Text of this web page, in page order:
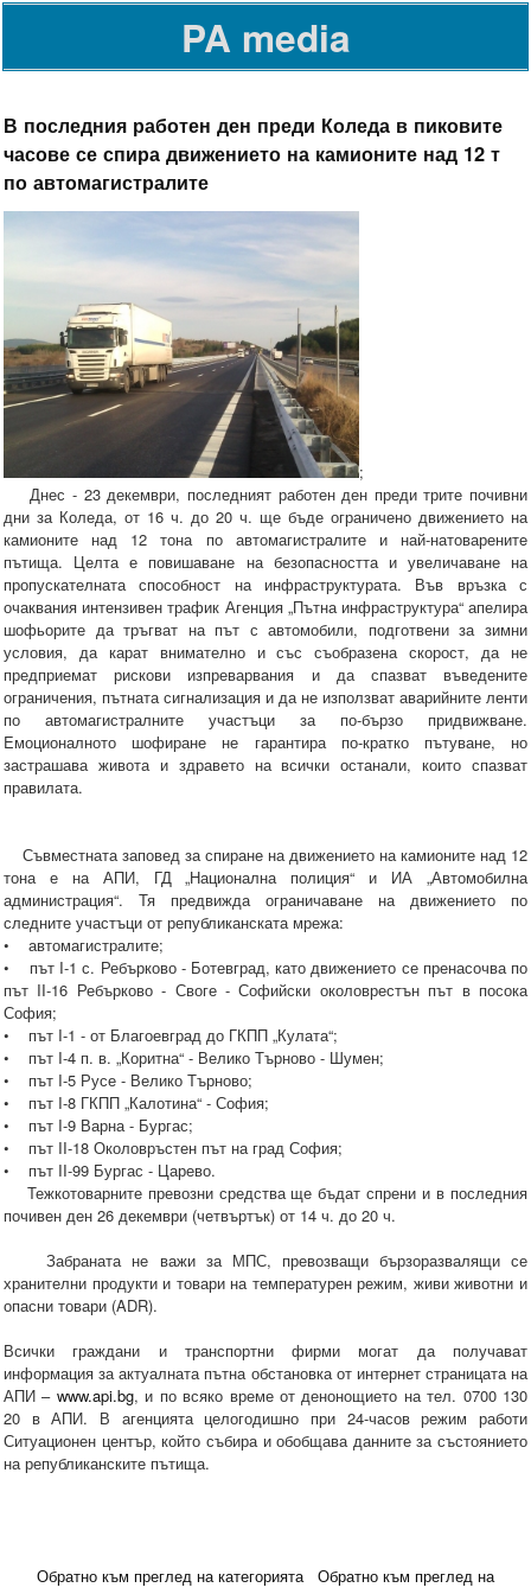
PA media
В последния работен ден преди Коледа в пиковите
часове се спира движението на камионите над 12 т
по автомагистралите
;
Днес - 23 декември, последният работен ден преди трите почивни
дни за Коледа, от 16 ч. до 20 ч. ще бъде ограничено движението на
камионите над 12 тона по автомагистралите и най-натоваренитe
пътища. Целта е повишаване на безопасността и увеличаване на
пропускателната способност на инфраструктурата. Във връзка с
очаквания интензивен трафик Агенция „Пътна инфраструктура“ апелира
шофьорите да тръгват на път с автомобили, подготвени за зимни
условия, да карат внимателно и със съобразена скорост, да не
предприемат рискови изпреварвания и да спазват въведените
ограничения, пътната сигнализация и да не използват аварийните ленти
по автомагистралните участъци за по-бързо придвижване.
Eмоционалното шофиране не гарантира по-кратко пътуване, но
застрашава живота и здравето на всички останали, които спазват
правилата.
Съвместната заповед за спиране на движението на камионите над 12
тона е на АПИ, ГД „Национална полиция“ и ИА „Автомобилна
администрация“. Тя предвижда ограничаване на движението по
следните участъци от републиканската мрежа:
• автомагистралите;
• път I-1 с. Ребърково - Ботевград, като движението се пренасочва по
път II-16 Ребърково - Своге - Софийски околоврестън път в посока
София;
• път I-1 - от Благоевград до ГКПП „Кулата“;
• път I-4 п. в. „Коритна“ - Велико Търново - Шумен;
• път I-5 Русе - Велико Търново;
• път I-8 ГКПП „Калотина“ - София;
• път I-9 Варна - Бургас;
• път II-18 Околовръстен път на град София;
• път II-99 Бургас - Царево.
Тежкотоварните превозни средства ще бъдат спрени и в последния
почивен ден 26 декември (четвъртък) от 14 ч. до 20 ч.
Забраната не важи за МПС, превозващи бързоразвалящи се
хранителни продукти и товари на температурен режим, живи животни и
опасни товари (ADR).
Всички граждани и транспортни фирми могат да получават
информация за актуалната пътна обстановка от интернет страницата на
АПИ – www.api.bg, и по всяко време от денонощието на тел. 0700 130
20 в АПИ. В агенцията целогодишно при 24-часов режим работи
Ситуационен център, който събира и обобщава данните за състоянието
на републиканските пътища.
Обратно към преглед на категорията
Обратно към преглед на